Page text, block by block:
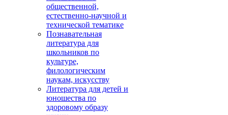
общественной,
естественно-научной и
технической тематике
Познавательная
литература для
школьников по
культуре,
филологическим
наукам, искусству
Литература для детей и
юношества по
здоровому образу